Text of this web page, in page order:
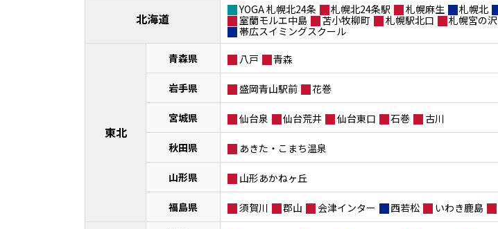
北海道
YOGA 札幌北24条 札幌北24条駅 札幌麻生 札幌北
室蘭モルエ中島
苫小牧柳町 札幌駅北口 札幌宮の沢
帯広スイミングスクール
東北
青森県 八戸 青森
岩手県 盛岡青山駅前 花巻
宮城県 仙台泉 仙台荒井 仙台東口 石巻 古川
秋田県 あきた・こまち温泉
山形県 山形あかねヶ丘
福島県 須賀川 郡山 会津インター 西若松 いわき鹿島